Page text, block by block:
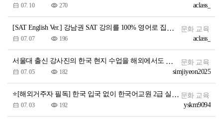
aclass_
07. 10 270
[SAT English Ver.] 강남권 SAT 강의를 100% 영어로 집에서 듣는다고?
문화 교육
aclass_
07. 07 196
서울대 출신 강사진의 한국 현지 수업을 해외에서도 실시간으로!
문화 교육
simjiyeon2025
07. 05 182
⭐[해외거주자 필독] 한국 입국 없이 한국어교원 2급 실습 가능한 마지막 반입니다 문화 교육
yskm9094
07. 03 192